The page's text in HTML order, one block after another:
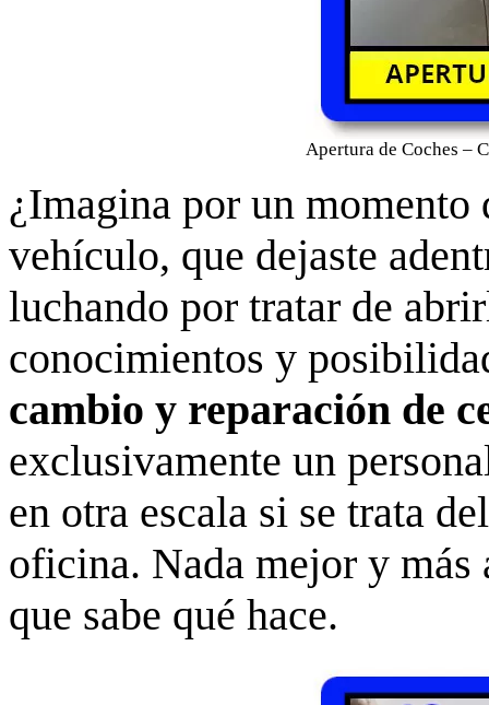
Apertura de Coches –
¿Imagina por un momento
vehículo, que dejaste
luchando por tratar de
conocimientos y
cambio y reparación de
exclusivamente un
en otra escala si se trata
oficina. Nada mejor y más
que sabe qué hace.